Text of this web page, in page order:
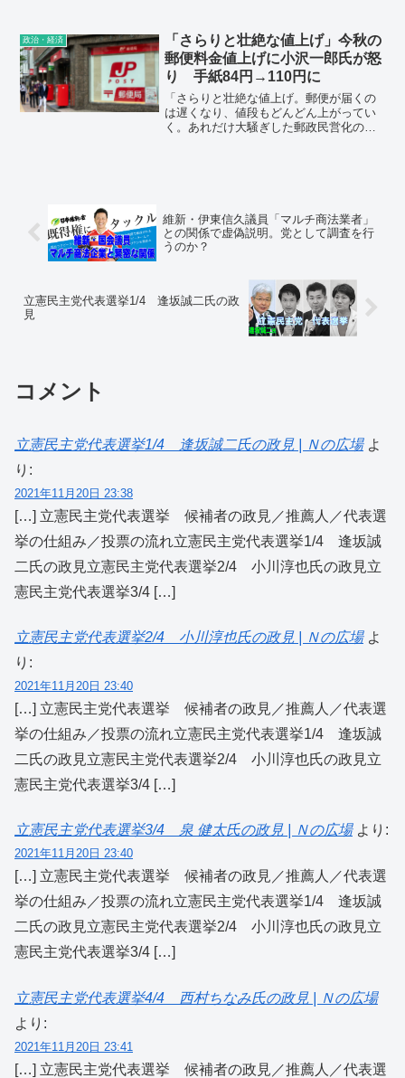
息の長い復興支援を期待するという答え
だった。
政治・経済
「さらりと壮絶な値上げ」今秋の
郵便料金値上げに小沢一郎氏が怒
り 手紙84円→110円に
「さらりと壮絶な値上げ。郵便が届くの
は遅くなり、値段もどんどん上がってい
く。あれだけ大騒ぎした郵政民営化の結
維新・伊東信久議員「マルチ商法業者」
との関係で虚偽説明。党として調査を行
うのか？
立憲民主党代表選挙1/4 逢坂誠二氏の政
見
コメント
立憲民主党代表選挙1/4 逢坂誠二氏の政見 | Ｎの広場 よ
り:
2021年11月20日 23:38
[…] 立憲民主党代表選挙 候補者の政見／推薦人／代表選
挙の仕組み／投票の流れ立憲民主党代表選挙1/4 逢坂誠
二氏の政見立憲民主党代表選挙2/4 小川淳也氏の政見立
憲民主党代表選挙3/4 […]
立憲民主党代表選挙2/4 小川淳也氏の政見 | Ｎの広場 よ
り:
2021年11月20日 23:40
[…] 立憲民主党代表選挙 候補者の政見／推薦人／代表選
挙の仕組み／投票の流れ立憲民主党代表選挙1/4 逢坂誠
二氏の政見立憲民主党代表選挙2/4 小川淳也氏の政見立
憲民主党代表選挙3/4 […]
立憲民主党代表選挙3/4 泉 健太氏の政見 | Ｎの広場 より:
2021年11月20日 23:40
[…] 立憲民主党代表選挙 候補者の政見／推薦人／代表選
挙の仕組み／投票の流れ立憲民主党代表選挙1/4 逢坂誠
二氏の政見立憲民主党代表選挙2/4 小川淳也氏の政見立
憲民主党代表選挙3/4 […]
立憲民主党代表選挙4/4 西村ちなみ氏の政見 | Ｎの広場
より:
2021年11月20日 23:41
[…] 立憲民主党代表選挙 候補者の政見／推薦人／代表選